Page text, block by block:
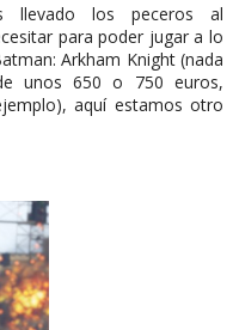
llevado los peceros al
para poder jugar a lo
Arkham Knight (nada
unos 650 o 750 euros,
aquí estamos otro